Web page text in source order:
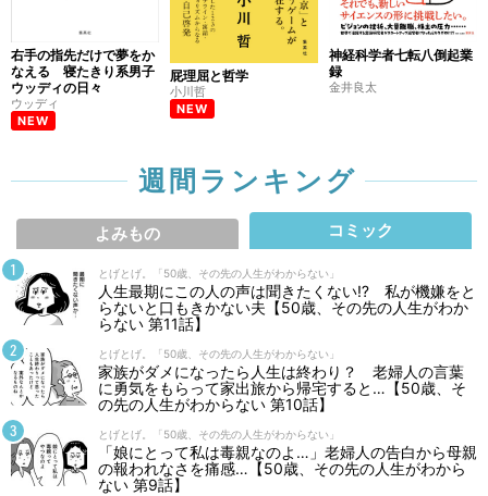
右手の指先だけで夢をか
なえる 寝たきり系男子
ウッディの日々
ウッディ
NEW
屁理屈と哲学
小川哲
NEW
神経科学者七転八倒起業
録
金井良太
週間ランキング
よみもの コミック
とげとげ。「50歳、その先の人生がわからない」
人生最期にこの人の声は聞きたくない⁉ 私が機嫌をと
らないと口もきかない夫【50歳、その先の人生がわか
らない 第11話】
とげとげ。「50歳、その先の人生がわからない」
家族がダメになったら人生は終わり？ 老婦人の言葉
に勇気をもらって家出旅から帰宅すると…【50歳、そ
の先の人生がわからない 第10話】
とげとげ。「50歳、その先の人生がわからない」
「娘にとって私は毒親なのよ…」老婦人の告白から母親
の報われなさを痛感…【50歳、その先の人生がわから
ない 第9話】